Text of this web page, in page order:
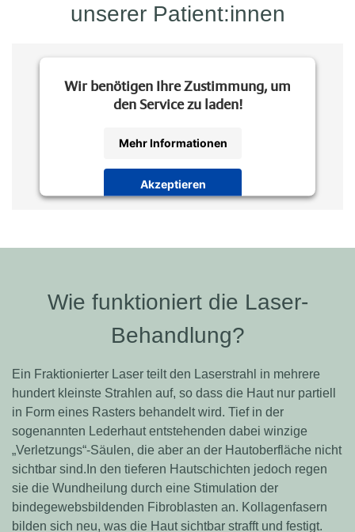
unserer Patient:innen
Wir benötigen Ihre Zustimmung, um
den Service zu laden!
Mehr Informationen
Akzeptieren
Wie funktioniert die Laser-
Behandlung?
Ein Fraktionierter Laser teilt den Laserstrahl in mehrere
hundert kleinste Strahlen auf, so dass die Haut nur partiell
in Form eines Rasters behandelt wird. Tief in der
sogenannten Lederhaut entstehenden dabei winzige
„Verletzungs“-Säulen, die aber an der Hautoberfläche nicht
sichtbar sind.In den tieferen Hautschichten jedoch regen
sie die Wundheilung durch eine Stimulation der
bindegewebsbildenden Fibroblasten an. Kollagenfasern
bilden sich neu, was die Haut sichtbar strafft und festigt.